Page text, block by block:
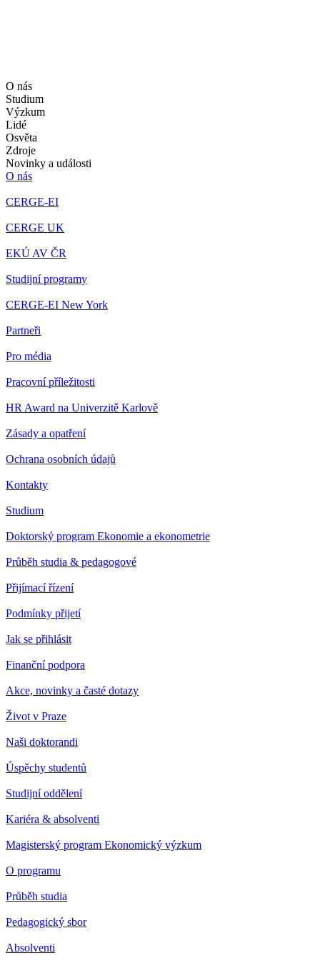
O nás
Studium
Výzkum
Lidé
Osvěta
Zdroje
Novinky a události
O nás
CERGE-EI
CERGE UK
EKÚ AV ČR
Studijní programy
CERGE-EI New York
Partneři
Pro média
Pracovní příležitosti
HR Award na Univerzitě Karlově
Zásady a opatření
Ochrana osobních údajů
Kontakty
Studium
Doktorský program Ekonomie a ekonometrie
Průběh studia & pedagogové
Přijímací řízení
Podmínky přijetí
Jak se přihlásit
Finanční podpora
Akce, novinky a časté dotazy
Život v Praze
Naši doktorandi
Úspěchy studentů
Studijní oddělení
Kariéra & absolventi
Magisterský program Ekonomický výzkum
O programu
Průběh studia
Pedagogický sbor
Absolventi